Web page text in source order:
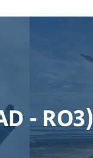
- RO3)